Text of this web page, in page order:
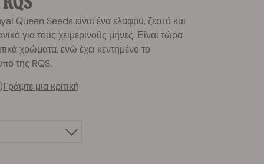
Queen Seeds είναι ένα ελαφρύ, ζεστό και
για τους χειμερινούς μήνες. Είναι τώρα
χρώματα, ενώ έχει κεντημένο το
της RQS.
Γράψτε μια κριτική